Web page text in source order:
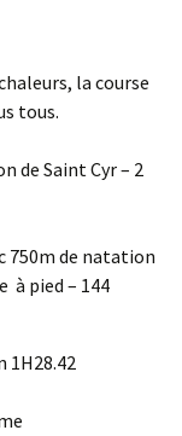
la course
tous.
de Saint Cyr – 2
750m de natation
à pied – 144
1H28.42